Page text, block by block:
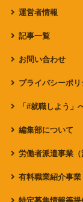
運営者情報
記事一覧
お問い合わせ
プライバシーポリ
「#就職しよう」
編集部について
労働者派遣事業（
有料職業紹介事業